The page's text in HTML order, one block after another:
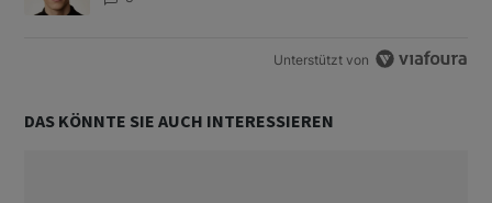
Unterstützt von
DAS KÖNNTE SIE AUCH INTERESSIEREN